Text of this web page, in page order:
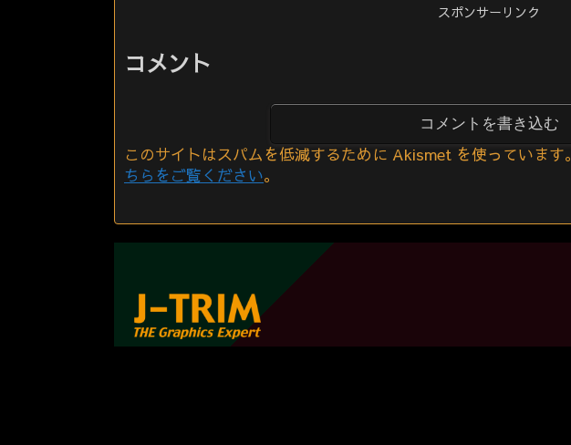
スポンサーリンク
コメント
コメントを書き込む
このサイトはスパムを低減するために Akismet を使っています。
ちらをご覧ください。